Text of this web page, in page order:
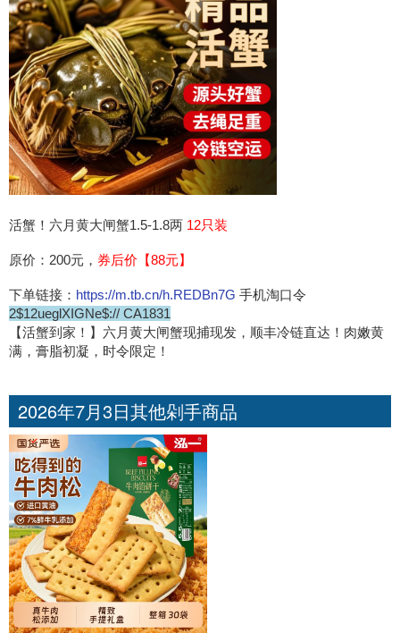
活蟹！六月黄大闸蟹1.5-1.8两 12只装
原价：200元， 券后价【88元】
下单链接： https://m.tb.cn/h.REDBn7G 手机淘口令
2$12ueglXIGNe$:// CA1831
【活蟹到家！】六月黄大闸蟹现捕现发，顺丰冷链直达！肉嫩黄
满，膏脂初凝，时令限定！
2026年7月3日其他剁手商品